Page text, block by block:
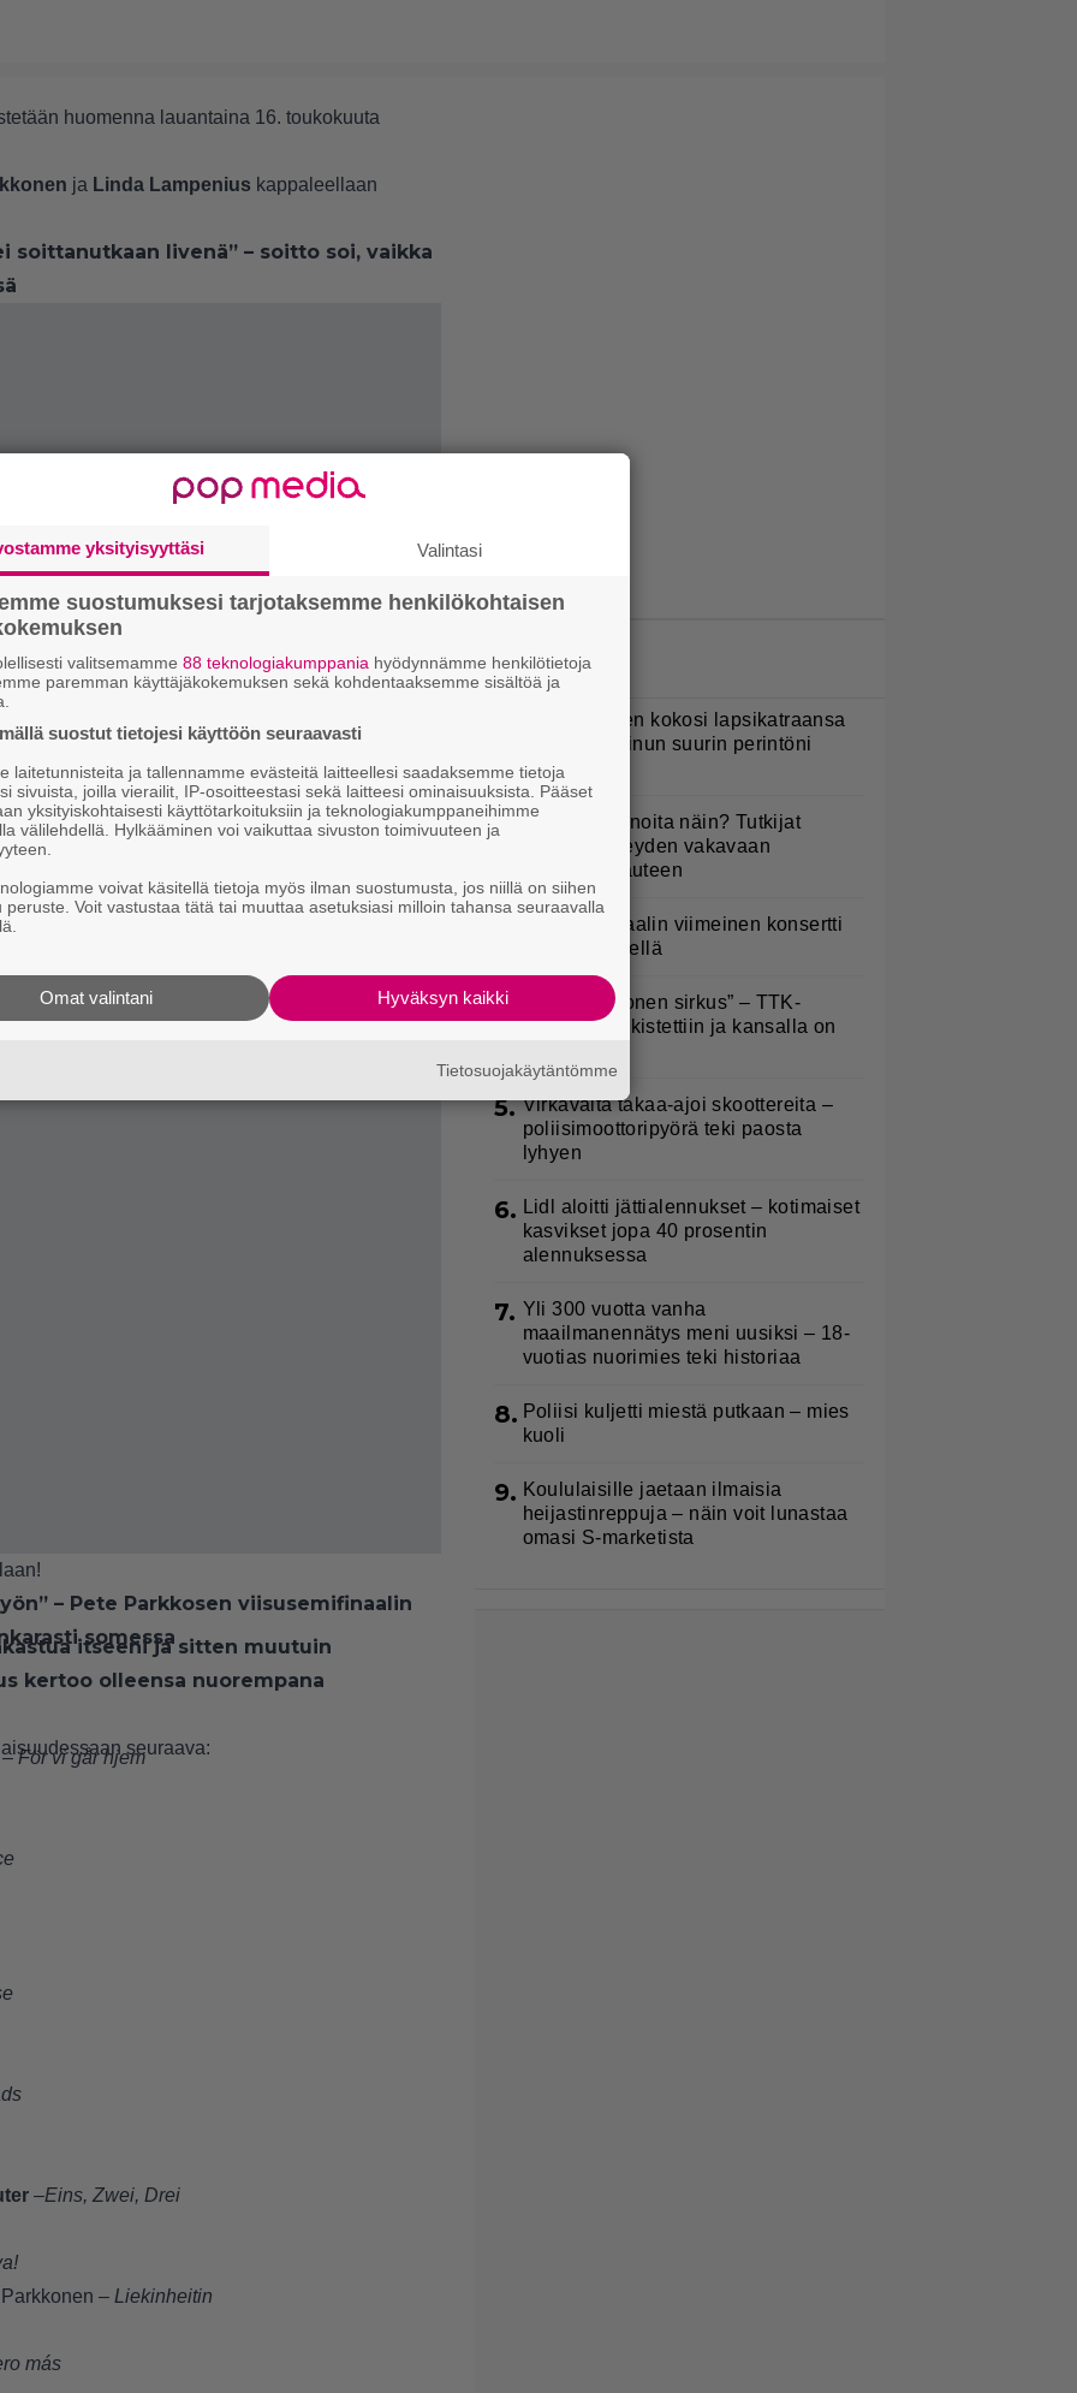
huomenna lauantaina 16. toukokuuta
ja Linda Lampenius kappaleellaan
soittanutkaan livenä” – soitto soi, vaikka
kertoimet: Suomi voittaa Euroviisut!
finaalin esiintymisjärjestys on selvinnyt, ja
ja Lordi esiintyi tuolloin myös seitsemäntenätoista.
– Pete Parkkosen viisusemifinaalin
somessa
itseeni ja sitten muutuin
kertoo olleensa nuorempana
seuraava:
För vi går hjem
–Eins, Zwei, Drei
– Liekinheitin
más
Jani Sievinen kokosi lapsikatraansa
yhteen – ”Minun suurin perintöni
heille”
2. Syötkö perunoita näin? Tutkijat
löysivät yhteyden vakavaan
kansansairauteen
Eppu Normaalin viimeinen konsertti
esitetään Ylellä
4.
”Että semmonen sirkus” – TTK-
kilpailijat julkistettiin ja kansalla on
5. Virkavalta takaa-ajoi skoottereita –
poliisimoottoripyörä teki paosta
lyhyen
6. Lidl aloitti jättialennukset – kotimaiset
kasvikset jopa 40 prosentin
alennuksessa
7. Yli 300 vuotta vanha
maailmanennätys meni uusiksi – 18-
vuotias nuorimies teki historiaa
8. Poliisi kuljetti miestä putkaan – mies
kuoli
9. Koululaisille jaetaan ilmaisia
heijastinreppuja – näin voit lunastaa
omasi S-marketista
yksityisyyttäsi Valintasi
suostumuksesi tarjotaksemme henkilökohtaisen
valitsemamme 88 teknologiakumppania hyödynnämme henkilötietoja
paremman käyttäjäkokemuksen sekä kohdentaaksemme sisältöä ja
suostut tietojesi käyttöön seuraavasti
laitetunnisteita ja tallennamme evästeitä laitteellesi saadaksemme tietoja
sivuista, joilla vierailit, IP-osoitteestasi sekä laitteesi ominaisuuksista. Pääset
yksityiskohtaisesti käyttötarkoituksiin ja teknologiakumppaneihimme
välilehdellä. Hylkääminen voi vaikuttaa sivuston toimivuuteen ja
voivat käsitellä tietoja myös ilman suostumusta, jos niillä on siihen
peruste. Voit vastustaa tätä tai muuttaa asetuksiasi milloin tahansa seuraavalla
Hyväksyn kaikki
Omat valintani
Tietosuojakäytäntömme